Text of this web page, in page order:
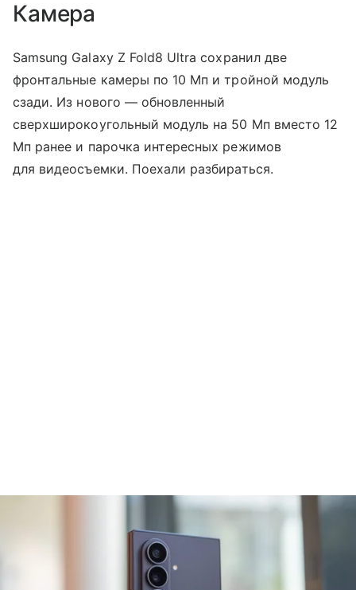
Камера
Samsung Galaxy Z Fold8 Ultra сохранил две
фронтальные камеры по 10 Мп и тройной модуль
сзади. Из нового — обновленный
сверхширокоугольный модуль на 50 Мп вместо 12
Мп ранее и парочка интересных режимов
для видеосъемки. Поехали разбираться.